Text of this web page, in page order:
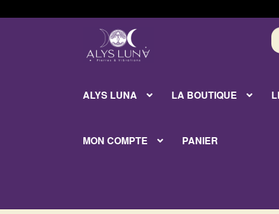
Aller
la
Aller
au
contenu
for:
ALYS LUNA LA BOUTIQUE
MON COMPTE PANIER